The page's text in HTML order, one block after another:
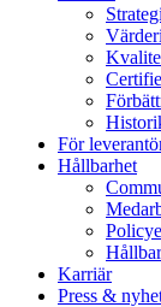
Strategi
För
Hållbarhet
Karriär
Press &